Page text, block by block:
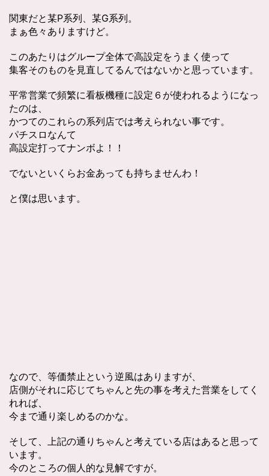
関東だと某P系列、某G系列。
まぁ色々ありますけど。
このあたりはグループ全体で高設定をうまく使って
集客そのものを見直してるんではないかと思っています。
平常営業で頻繁に看板機種に設定６が使われるようになっ
たのは、
かつてのこれらの系列店では考えられない事です。
パチスロなんて
高設定打ってナンボよ！！
でないといくらお金あっても持ちませんわ！
と僕は思います。
なので、等価禁止という逆風はありますが、
店側がそれに応じてちゃんと先の事を考えた営業をしてく
れれば、
今まで通り楽しめるのかな。
そして、上記の通りちゃんと考えている店はあると思って
います。
今のところの個人的な見解ですが。